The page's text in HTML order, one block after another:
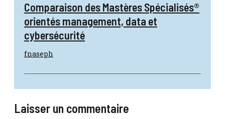
Comparaison des Mastères Spécialisés®
orientés management, data et
cybersécurité
fnaseph
Laisser un commentaire